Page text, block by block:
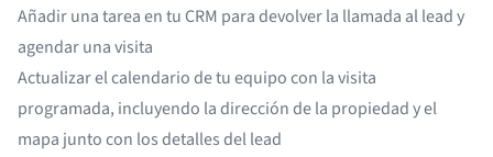
Añadir una tarea en tu CRM para devolver la llamada al lead y
agendar una visita
Actualizar el calendario de tu equipo con la visita
programada, incluyendo la dirección de la propiedad y el
mapa junto con los detalles del lead